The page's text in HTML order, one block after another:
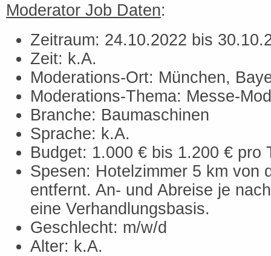
Moderator Job Daten:
Zeitraum: 24.10.2022 bis
Zeit: k.A.
Moderations-Ort: München,
Moderations-Thema: Messe-
Branche: Baumaschinen
Sprache: k.A.
Budget: 1.000 € bis 1.200 € pro
Spesen: Hotelzimmer 5 km von
entfernt. An- und Abreise je
eine Verhandlungsbasis.
Geschlecht: m/w/d
Alter: k.A.